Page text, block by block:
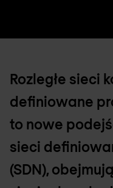
Rozległe sieci
definiowane
to nowe
sieci
(SDN),